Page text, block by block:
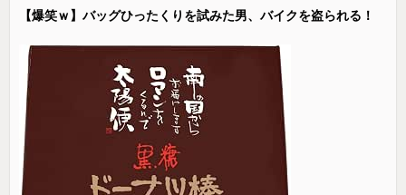
【爆笑ｗ】バッグひったくりを試みた男、バイクを盗られる！